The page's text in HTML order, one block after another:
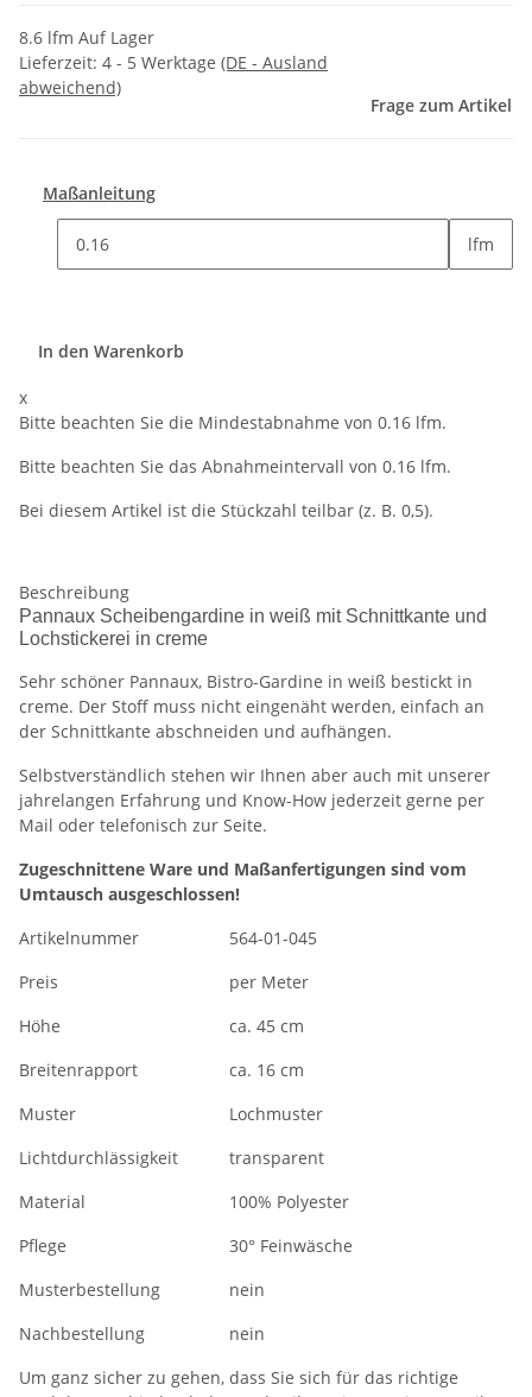
8.6 lfm Auf Lager
Lieferzeit: 4 - 5 Werktage (DE - Ausland
abweichend)
Frage zum Artikel
Maßanleitung
lfm
In den Warenkorb
x
Bitte beachten Sie die Mindestabnahme von 0.16 lfm.
Bitte beachten Sie das Abnahmeintervall von 0.16 lfm.
Bei diesem Artikel ist die Stückzahl teilbar (z. B. 0,5).
Beschreibung
Pannaux Scheibengardine in weiß mit Schnittkante und
Lochstickerei in creme
Sehr schöner Pannaux, Bistro-Gardine in weiß bestickt in
creme. Der Stoff muss nicht eingenäht werden, einfach an
der Schnittkante abschneiden und aufhängen.
Selbstverständlich stehen wir Ihnen aber auch mit unserer
jahrelangen Erfahrung und Know-How jederzeit gerne per
Mail oder telefonisch zur Seite.
Zugeschnittene Ware und Maßanfertigungen sind vom
Umtausch ausgeschlossen!
Artikelnummer
564-01-045
Preis
per Meter
Höhe
ca. 45 cm
Breitenrapport
ca. 16 cm
Muster
Lochmuster
Lichtdurchlässigkeit
transparent
Material
100% Polyester
Pflege
30° Feinwäsche
Musterbestellung
nein
Nachbestellung
nein
Um ganz sicher zu gehen, dass Sie sich für das richtige